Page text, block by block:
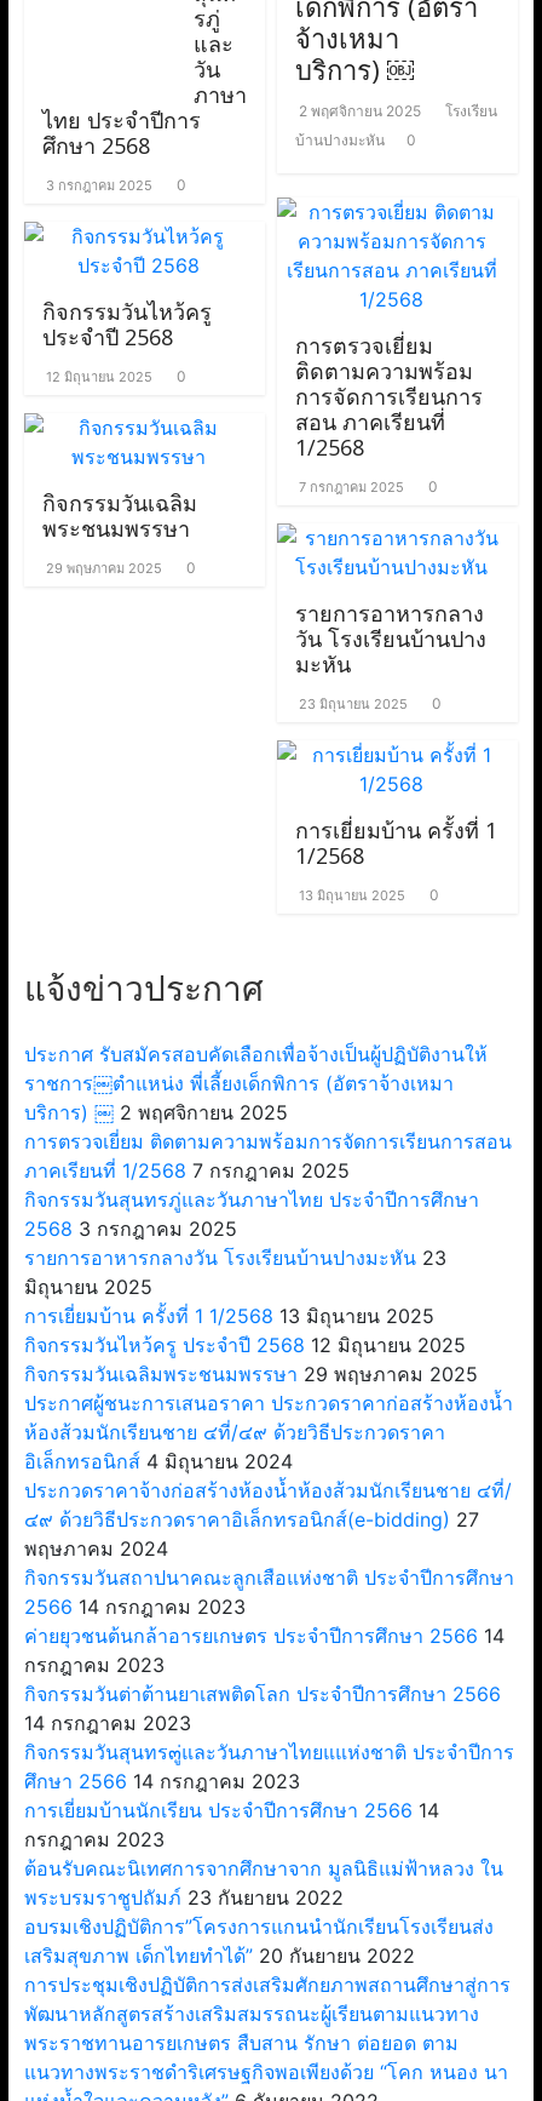
รภู่
และ
วัน
ภาษา
ไทย ประจำปีการ
ศึกษา 2568
3 กรกฎาคม 2025 0
กิจกรรมวันไหว้ครู
ประจำปี 2568
12 มิถุนายน 2025 0
กิจกรรมวันเฉลิม
พระชนมพรรษา
29 พฤษภาคม 2025 0
จ้างเหมา
บริการ) ￼
2 พฤศจิกายน 2025
โรงเรียน
บ้านปางมะหัน
0
การตรวจเยี่ยม
ติดตามความพร้อม
การจัดการเรียนการ
สอน ภาคเรียนที่
1/2568
7 กรกฎาคม 2025 0
รายการอาหารกลาง
วัน โรงเรียนบ้านปาง
มะหัน
23 มิถุนายน 2025 0
การเยี่ยมบ้าน ครั้งที่ 1
1/2568
13 มิถุนายน 2025 0
แจ้งข่าวประกาศ
ประกาศ รับสมัครสอบคัดเลือกเพื่อจ้างเป็นผู้ปฏิบัติงานให้
ราชการ￼ตำแหน่ง พี่เลี้ยงเด็กพิการ (อัตราจ้างเหมา
บริการ) ￼ 2 พฤศจิกายน 2025
การตรวจเยี่ยม ติดตามความพร้อมการจัดการเรียนการสอน
ภาคเรียนที่ 1/2568 7 กรกฎาคม 2025
กิจกรรมวันสุนทรภู่และวันภาษาไทย ประจำปีการศึกษา
2568 3 กรกฎาคม 2025
รายการอาหารกลางวัน โรงเรียนบ้านปางมะหัน 23
มิถุนายน 2025
การเยี่ยมบ้าน ครั้งที่ 1 1/2568 13 มิถุนายน 2025
กิจกรรมวันไหว้ครู ประจำปี 2568 12 มิถุนายน 2025
กิจกรรมวันเฉลิมพระชนมพรรษา 29 พฤษภาคม 2025
ประกาศผู้ชนะการเสนอราคา ประกวดราคาก่อสร้างห้องน้ำ
ห้องส้วมนักเรียนชาย ๔ที่/๔๙ ด้วยวิธีประกวดราคา
อิเล็กทรอนิกส์ 4 มิถุนายน 2024
ประกวดราคาจ้างก่อสร้างห้องน้ำห้องส้วมนักเรียนชาย ๔ที่/
๔๙ ด้วยวิธีประกวดราคาอิเล็กทรอนิกส์(e-bidding) 27
พฤษภาคม 2024
กิจกรรมวันสถาปนาคณะลูกเสือแห่งชาติ ประจำปีการศึกษา
2566 14 กรกฎาคม 2023
ค่ายยุวชนต้นกล้าอารยเกษตร ประจำปีการศึกษา 2566 14
กรกฎาคม 2023
กิจกรรมวันต่าต้านยาเสพติดโลก ประจำปีการศึกษา 2566
14 กรกฎาคม 2023
กิจกรรมวันสุนทร๓ู่และวันภาษาไทยแแห่งชาติ ประจำปีการ
ศึกษา 2566 14 กรกฎาคม 2023
การเยี่ยมบ้านนักเรียน ประจำปีการศึกษา 2566 14
กรกฎาคม 2023
ต้อนรับคณะนิเทศการจากศึกษาจาก มูลนิธิแม่ฟ้าหลวง ใน
พระบรมราชูปถัมภ์ 23 กันยายน 2022
อบรมเชิงปฏิบัติการ”โครงการแกนนำนักเรียนโรงเรียนส่ง
เสริมสุขภาพ เด็กไทยทำได้” 20 กันยายน 2022
การประชุมเชิงปฏิบัติการส่งเสริมศักยภาพสถานศึกษาสู่การ
พัฒนาหลักสูตรสร้างเสริมสมรรถนะผู้เรียนตามแนวทาง
พระราชทานอารยเกษตร สืบสาน รักษา ต่อยอด ตาม
แนวทางพระราชดำริเศรษฐกิจพอเพียงด้วย “โคก หนอง นา